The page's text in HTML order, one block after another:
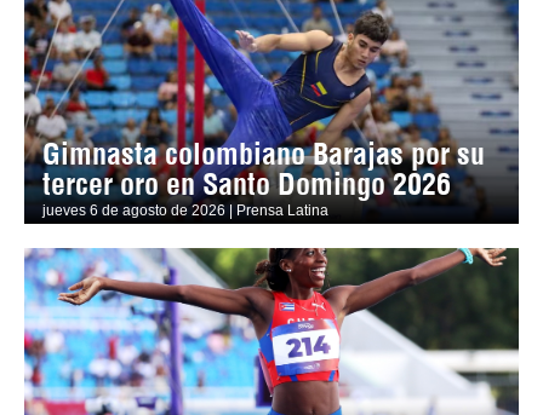
Gimnasta colombiano Barajas por su
tercer oro en Santo Domingo 2026
jueves 6 de agosto de 2026 | Prensa Latina